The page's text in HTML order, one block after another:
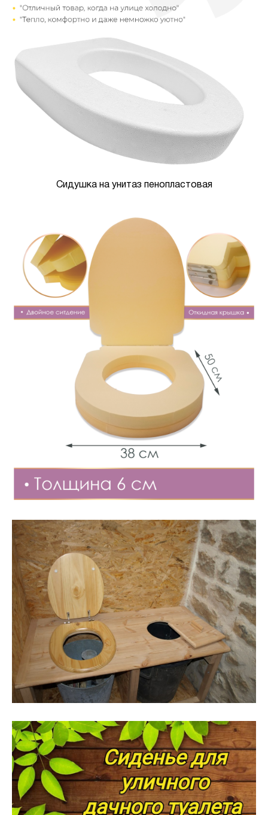
Сидушка на унитаз пенопластовая